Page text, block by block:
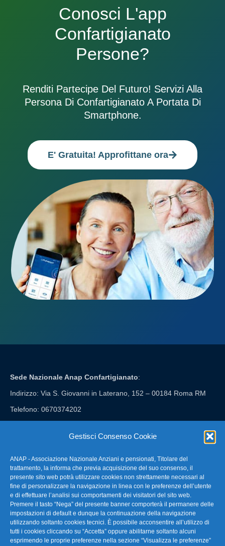
Gestisci Consenso Cookie
ANAP - Associazione Nazionale Anziani e pensionati, Titolare del
trattamento, la informa che previa acquisizione del suo consenso, il
presente sito web potrà utilizzare cookies non strettamente necessari al
fine di personalizzare la navigazione in linea con le preferenze dell’utente
e di effettuare l’analisi sui comportamenti dei visitatori del sito web.
Premere il tasto “Nega” del presente banner comporterà il permanere delle
impostazioni di default e dunque la continuazione della navigazione
utilizzando soltanto cookies tecnici. È possibile acconsentire all’utilizzo di
tutti i cookies cliccando su “Accetta” oppure abilitarne soltanto alcuni
esprimendo le proprie preferenze nella sezione “Visualizza le preferenze”
Conosci L'app
Confartigianato
Persone?
Renditi Partecipe Del Futuro! Servizi Alla
Persona Di Confartigianato A Portata Di
Smartphone.
E' Gratuita! Approfittane ora
Sede Nazionale Anap Confartigianato:
Indirizzo: Via S. Giovanni in Laterano, 152 – 00184 Roma RM
Telefono: 0670374202
FAQ – Domande Frequenti
La nostra Newsletter
Link Utili
TG Confartigianato